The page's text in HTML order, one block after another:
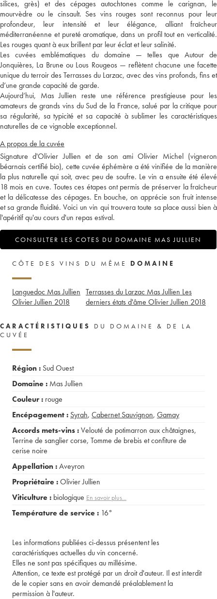
silices, grès) et des cépages autochtones comme le carignan, le
mourvèdre ou le cinsault. Ses vins rouges sont reconnus pour leur
profondeur, leur intensité et leur élégance, alliant fraîcheur
méditerranéenne et pureté aromatique, dans un profil tout en verticalité.
Les rouges quant à eux brillent par leur éclat et leur salinité.
Les cuvées emblématiques du domaine — telles que Autour de
Jonquières, La Brune ou Lous Rougeos — reflètent chacune une facette
unique du terroir des Terrasses du Larzac, avec des vins profonds, fins et
d’une grande capacité de garde.
Aujourd’hui, Mas Jullien reste une référence prestigieuse pour les
amateurs de grands vins du Sud de la France, salué par la critique pour
sa régularité, sa typicité et sa capacité à sublimer les caractéristiques
naturelles de ce vignoble exceptionnel.
A propos de la cuvée
Signature d'Olivier Jullien et de son ami Olivier Michel (vigneron
béarnais certifié bio), cette cuvée éphémère a été vinifiée de la manière
la plus naturelle qui soit, avec peu de soufre. Le vin a ensuite été élevé
18 mois en cuve. Toutes ces étapes ont permis de préserver la fraîcheur
et la délicatesse des cépages. En bouche, on apprécie son fruit intense
et sa grande fluidité. Voici un vin qui trouvera toute sa place aussi bien à
l'apéritif qu'au cours d'un repas estival.
CONSULTER LES COTES DU DOMAINE MAS JULLIEN
CÔTE DES VINS DU MÊME DOMAINE
Languedoc Mas Jullien
Olivier Jullien 2018
Terrasses du Larzac Mas Jullien Les
derniers états d'âme Olivier Jullien 2018
CARACTÉRISTIQUES
DU DOMAINE & DE LA
CUVÉE
Région : Sud Ouest
Domaine : Mas Jullien
Couleur : rouge
Encépagement : Syrah, Cabernet Sauvignon, Gamay
Accords mets-vins :Velouté de potimarron aux châtaignes,
Terrine de sanglier corse, Tomme de brebis et confiture de
cerise noire
Appellation :Aveyron
Propriétaire :Olivier Jullien
Viticulture : biologique En savoir plus...
Température de service : 16°
Les informations publiées ci-dessus présentent les
caractéristiques actuelles du vin concerné.
Elles ne sont pas spécifiques au millésime.
Attention, ce texte est protégé par un droit d'auteur. Il est interdit
de le copier sans en avoir demandé préalablement la
permission à l'auteur.